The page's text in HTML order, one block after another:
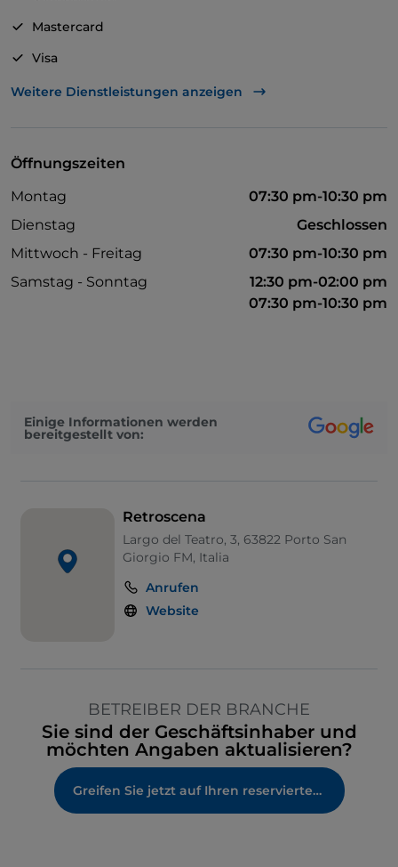
Mastercard
Visa
Behindertengerechter Zugang
Weitere Dienstleistungen anzeigen
Öffnungszeiten
Montag
07:30 pm-10:30 pm
Dienstag
Geschlossen
Mittwoch - Freitag
07:30 pm-10:30 pm
Samstag - Sonntag
12:30 pm-02:00 pm
07:30 pm-10:30 pm
Einige Informationen werden
bereitgestellt von:
Retroscena
Largo del Teatro, 3, 63822 Porto San
Giorgio FM, Italia
Anrufen
Website
BETREIBER DER BRANCHE
Sie sind der Geschäftsinhaber und
möchten Angaben aktualisieren?
Greifen Sie jetzt auf Ihren reservierten Bereich zu